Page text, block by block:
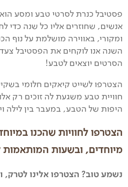
פסטיבל כנרת לסרטי טבע ומסע
אנשים, שחוזרים אליו כל שנה כדי
ומקורי, באווירה מושלמת על נוף
השנה אנו לוקחים את הפסטיבל
הסרטים יוצאים לטבע!
הצטרפו לשייט קיאקים חלומי
חוויית טבע משגעת לה זוכים רק
היפות של הטבע, במעבר בין לילה
הצטרפו לחוויות שהכנו
מיוחדים, ובשעות המותאמות
נשמע טוב? הצטרפו אלינו לטרק,